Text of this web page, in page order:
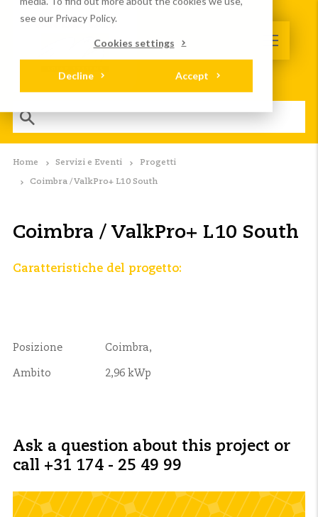
see our Privacy Policy.
Cookies settings
Accept
Decline
Home Servizi e Eventi Progetti
Coimbra / ValkPro+ L10 South
Coimbra / ValkPro+ L10 South
Caratteristiche del progetto:
Posizione Coimbra,
Ambito 2,96 kWp
Ask a question about this project or
call +31 174 - 25 49 99